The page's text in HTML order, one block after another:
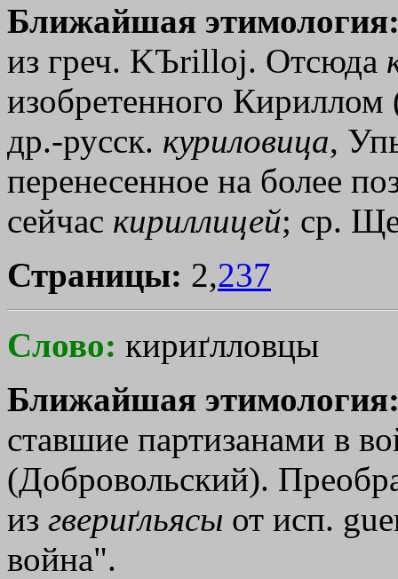
Ближайшая
из греч. KЪrilloj. Отсюда
изобретенного Кириллом
др.-русск. куриловица,
перенесенное на более
сейчас кириллицей; ср.
Страницы: 2,237
Слово: кириґлловцы
Ближайшая
ставшие партизанами в
(Добровольский).
из гвериґльясы от исп.
война".